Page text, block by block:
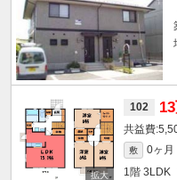
102
敷 0ヶ月
1階 3LDK